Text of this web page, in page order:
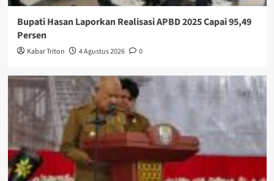
Bupati Hasan Laporkan Realisasi APBD 2025 Capai 95,49
Persen
Kabar Triton 4 Agustus 2026 0